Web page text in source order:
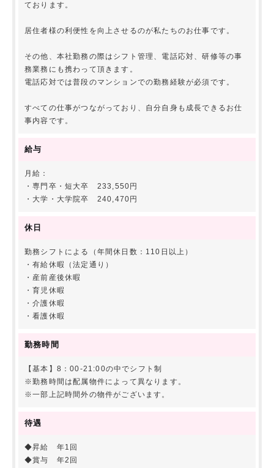
ております。
居住者様の利便性を向上させるのが私たちのお仕事です。
その他、本社勤務の際はシフト管理、電話応対、研修等の事
務業務にも携わって頂きます。
電話応対では普段のマンションでの勤務経験が必須です。
すべての仕事がつながっており、自分自身も成長できるお仕
事内容です。
給与
月給：
・専門卒・短大卒 233,550円
・大学・大学院卒 240,470円
休日
勤務シフトによる（年間休日数：110日以上）
・有給休暇（法定通り）
・産前産後休暇
・育児休暇
・介護休暇
・看護休暇
勤務時間
【基本】8：00-21:00の中でシフト制
※勤務時間は配属物件によって異なります。
※一部上記時間外の物件がございます。
待遇
◆昇給 年1回
◆賞与 年2回